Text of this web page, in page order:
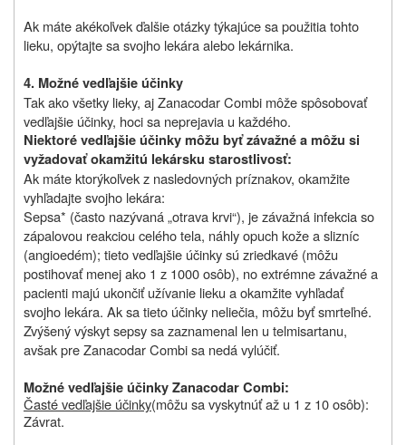
Ak máte akékoľvek ďalšie otázky týkajúce sa použitia tohto
lieku, opýtajte sa svojho lekára alebo lekárnika.
4. Možné vedľajšie účinky
Tak ako všetky lieky, aj Zanacodar Combi môže spôsobovať
vedľajšie účinky, hoci sa neprejavia u každého.
Niektoré vedľajšie účinky môžu byť závažné a môžu si
vyžadovať okamžitú lekársku starostlivosť:
Ak máte ktorýkoľvek z nasledovných príznakov, okamžite
vyhľadajte svojho lekára:
Sepsa* (často nazývaná „otrava krvi“), je závažná infekcia so
zápalovou reakciou celého tela, náhly opuch kože a slizníc
(angioedém); tieto vedľajšie účinky sú zriedkavé (môžu
postihovať menej ako 1 z 1000 osôb), no extrémne závažné a
pacienti majú ukončiť užívanie lieku a okamžite vyhľadať
svojho lekára. Ak sa tieto účinky neliečia, môžu byť smrteľné.
Zvýšený výskyt sepsy sa zaznamenal len u telmisartanu,
avšak pre Zanacodar Combi sa nedá vylúčiť.
Možné vedľajšie účinky Zanacodar Combi:
Časté vedľajšie účinky(môžu sa vyskytnúť až u 1 z 10 osôb):
Závrat.